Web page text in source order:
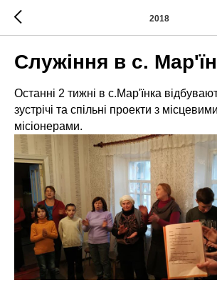
2018
Cлужіння в с.
Останні 2 тижні в с.Мар'їнка
зустрічі та спільні проекти з
місіонерами.